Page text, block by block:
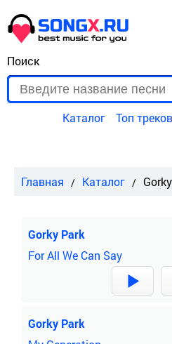
Поиск
Каталог Топ треков
Главная Каталог
Gorky Park
For All We Can Say
Gorky Park